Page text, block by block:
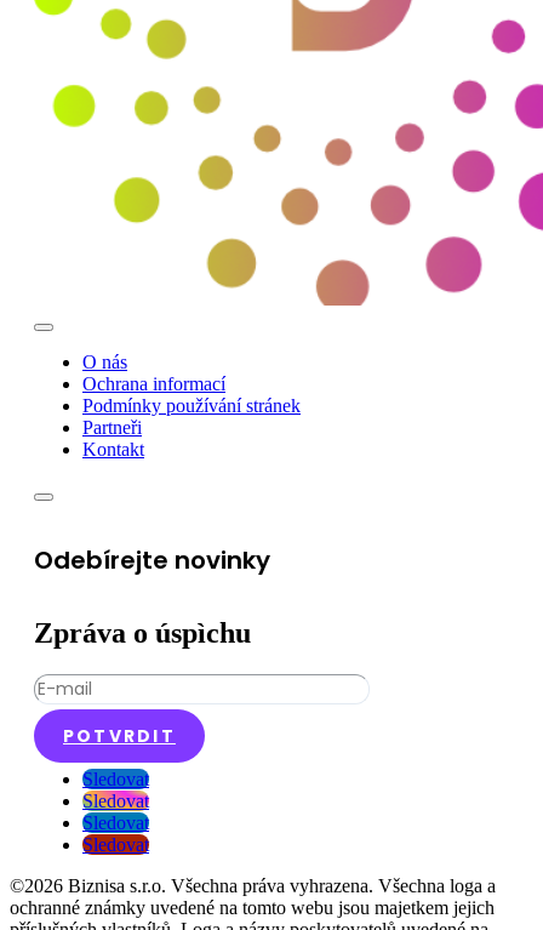
O nás
Ochrana informací
Podmínky používání stránek
Partneři
Kontakt
Odebírejte novinky
Zpráva o úspìchu
POTVRDIT
Sledovat
Sledovat
Sledovat
Sledovat
©2026 Biznisa s.r.o. Všechna práva vyhrazena. Všechna loga a
ochranné známky uvedené na tomto webu jsou majetkem jejich